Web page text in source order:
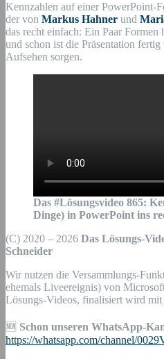
Kennzahlen auf einer PowerPoint-
der von Markus Hahner und
das recht einfach: Ein Paar Formen
und schon ist die Präsentation
Aufsehen sorgen.
Das #Lösungsvideo 865:
Dinge) in PowerPoint ins
(C) 2020 – 2026 Das Lösungs-
Schneider
Wir nutzen die Versammlungs-
ehemals Liveereignis) von
Lösungs-Videos, finalisiert wird mit
🆕 Schon unseren WhatsApp-
https://whatsapp.com/channel/